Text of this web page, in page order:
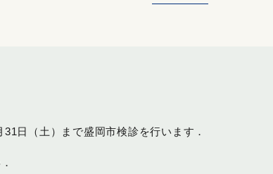
31日（土）まで盛岡市検診を行います．